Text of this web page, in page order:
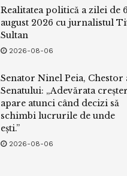
Realitatea politică a zilei de 6
august 2026 cu jurnalistul
Sultan
2026-08-06
Senator Ninel Peia, Chestor
Senatului: „Adevărata
apare atunci când decizi să
schimbi lucrurile de unde
ești.”
2026-08-06